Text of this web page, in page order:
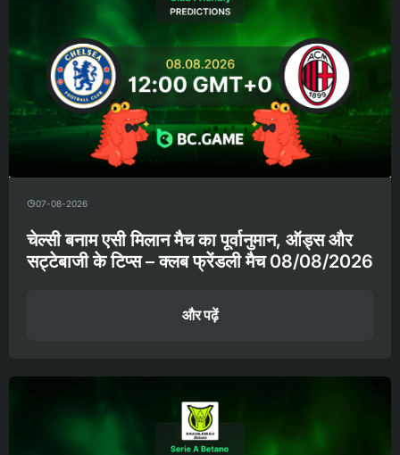
07-08-2026
चेल्सी बनाम एसी मिलान मैच का पूर्वानुमान, ऑड्स और
सट्टेबाजी के टिप्स – क्लब फ्रेंडली मैच 08/08/2026
और पढ़ें